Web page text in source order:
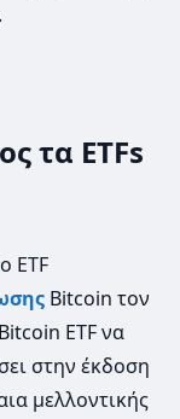
τα ETFs
ETF
Bitcoin τον
ETF να
στην έκδοση
μελλοντικής